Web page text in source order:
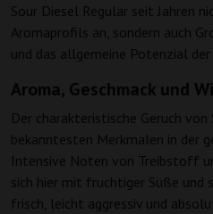
Sour Diesel Regular seit Jahren
Aromaprofils an, sondern auch
und das allgemeine Potenzial der
Aroma, Geschmack und
Der charakteristische Geruch
bekanntesten Merkmalen in der
Intensive Noten von Treibstoff
sich hier mit fruchtiger Süße und
frisch, leicht aggressiv und